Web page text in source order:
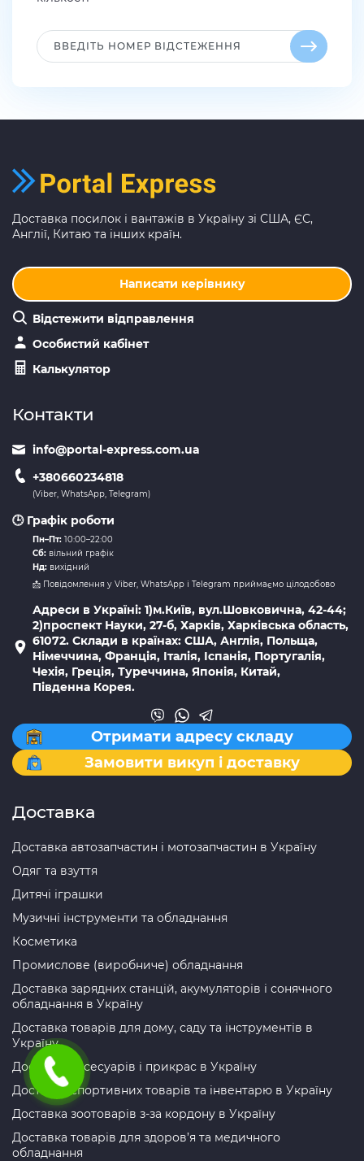
Доставка посилок і вантажів в Україну зі США, ЄС,
Англії, Китаю та інших країн.
Написати керівнику
Відстежити відправлення
Особистий кабінет
Калькулятор
Контакти
info@portal-express.com.ua
+380660234818
(Viber, WhatsApp, Telegram)
🕒 Графік роботи
Пн–Пт: 10:00–22:00
Сб: вільний графік
Нд: вихідний
📩 Повідомлення у Viber, WhatsApp і Telegram приймаємо цілодобово
Адреси в Україні: 1)м.Київ, вул.Шовковична, 42-44;
2)проспект Науки, 27-б, Харків, Харківська область,
61072. Склади в країнах: США, Англія, Польща,
Німеччина, Франція, Італія, Іспанія, Португалія,
Чехія, Греція, Туреччина, Японія, Китай,
Південна Корея.
Отримати адресу складу
Замовити викуп і доставку
Доставка
Доставка автозапчастин і мотозапчастин в Україну
Одяг та взуття
Дитячі іграшки
Музичні інструменти та обладнання
Косметика
Промислове (виробниче) обладнання
Доставка зарядних станцій, акумуляторів і сонячного
обладнання в Україну
Доставка товарів для дому, саду та інструментів в
Україну
Доставка аксесуарів і прикрас в Україну
Доставка спортивних товарів та інвентарю в Україну
Доставка зоотоварів з-за кордону в Україну
Доставка товарів для здоров’я та медичного
обладнання